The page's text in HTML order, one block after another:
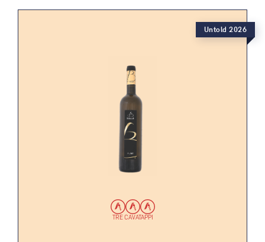
TRE CAVATAPPI
Untold 2026